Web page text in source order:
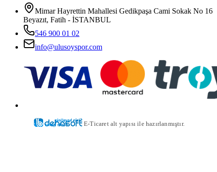
Mimar Hayrettin Mahallesi Gedikpaşa Cami Sokak No 16
Beyazıt, Fatih - İSTANBUL
546 900 01 02
info@ulusoyspor.com
E-Ticaret alt yapısı ile hazırlanmıştır.